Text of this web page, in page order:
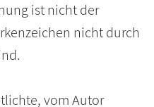
ist nicht der
nicht durch
vom Autor